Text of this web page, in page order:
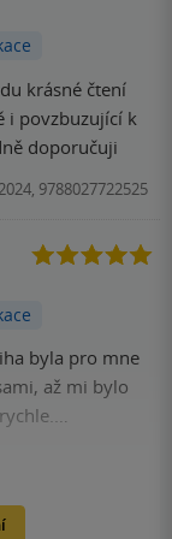
krásné čtení
i povzbuzující k
doporučuji
9788027722525
byla pro mne
až mi bylo